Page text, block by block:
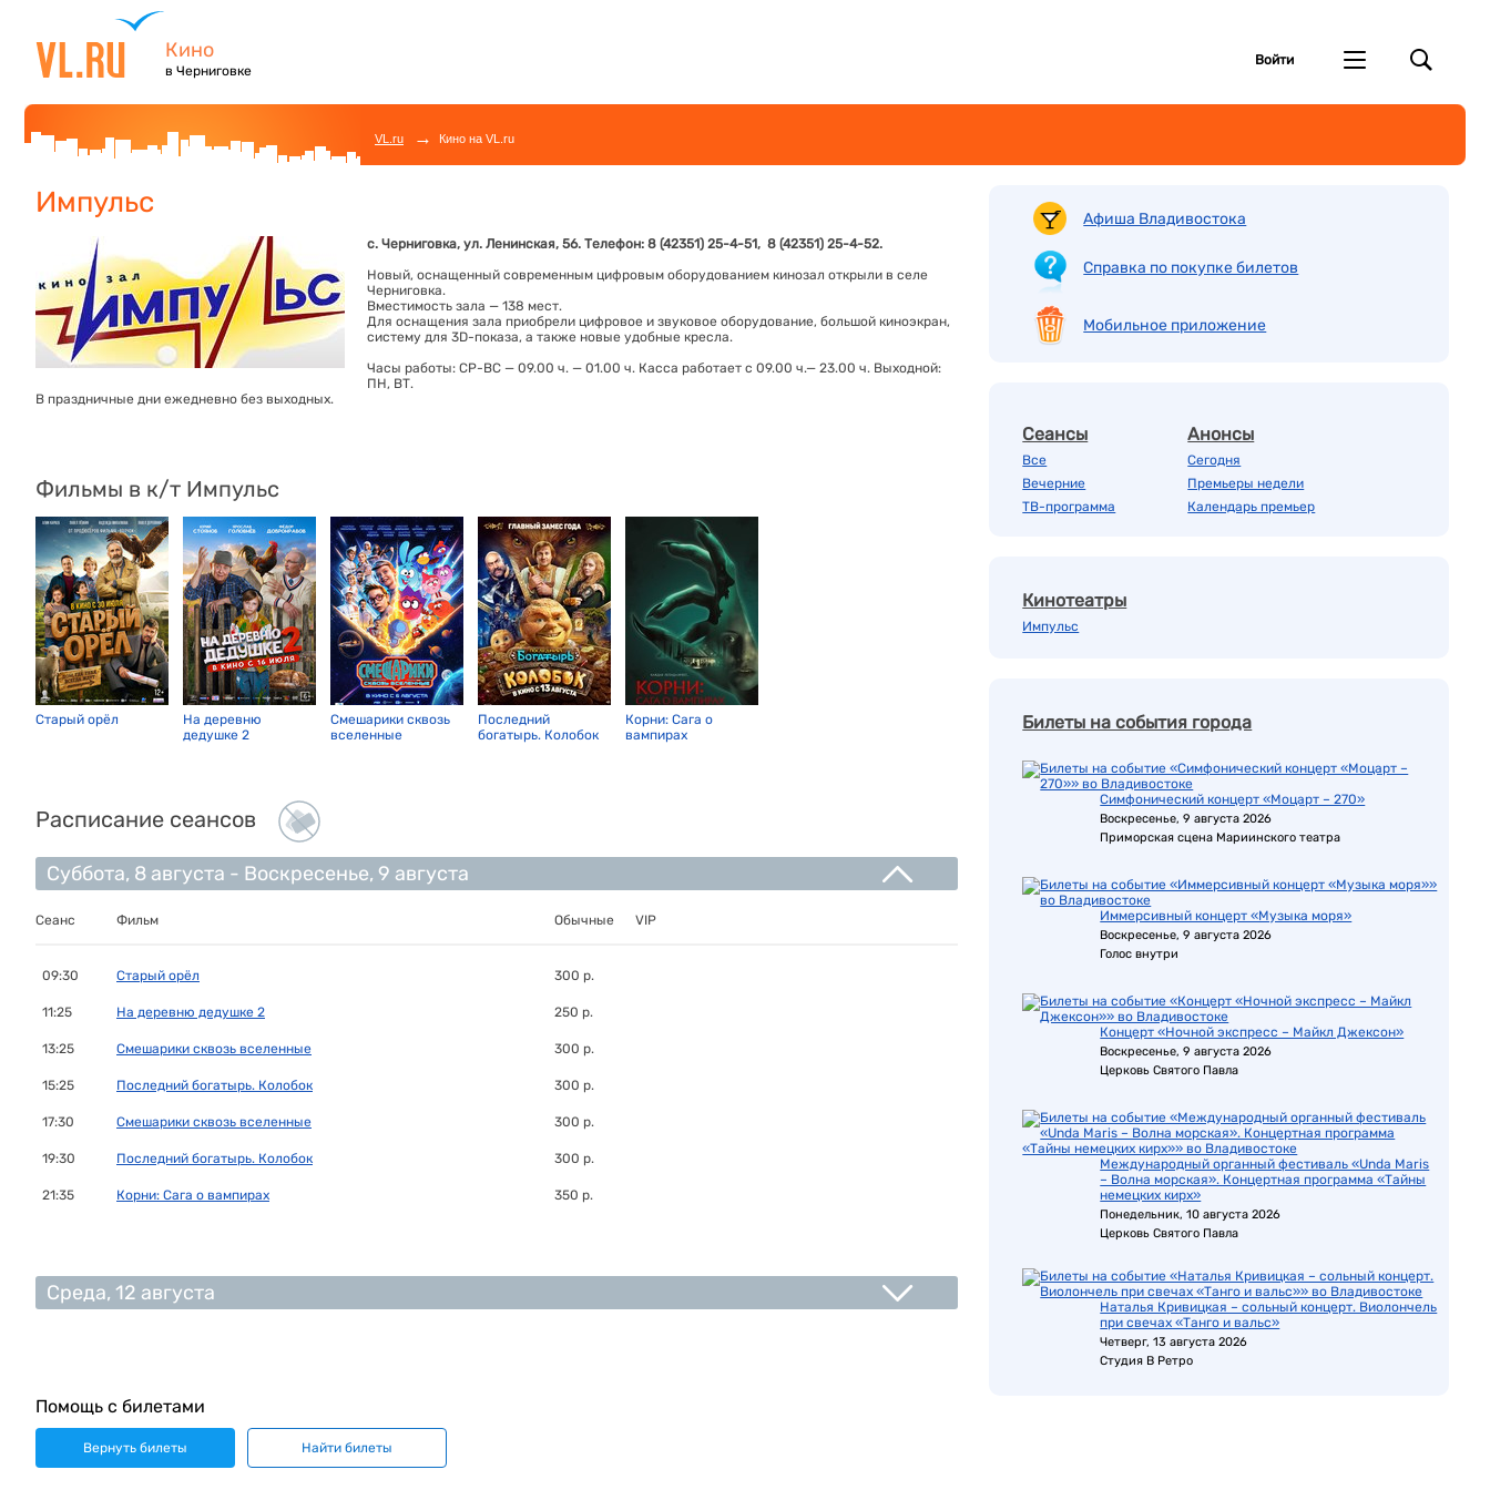
Кино
в Черниговке
Войти
VL.ru → Кино на VL.ru
Импульс
с. Черниговка, ул. Ленинская, 56. Телефон: 8 (42351) 25-4-51, 8 (42351) 25-4-52.
Новый, оснащенный современным цифровым оборудованием кинозал открыли в селе
Черниговка.
Вместимость зала — 138 мест.
Для оснащения зала приобрели цифровое и звуковое оборудование, большой киноэкран,
систему для 3D-показа, а также новые удобные кресла.
Часы работы: СР-ВС — 09.00 ч. — 01.00 ч. Касса работает с 09.00 ч.— 23.00 ч. Выходной:
ПН, ВТ.
В праздничные дни ежедневно без выходных.
Фильмы в к/т Импульс
Старый орёл
На деревню
дедушке 2
Смешарики сквозь
вселенные
Последний
богатырь. Колобок
Корни: Сага о
вампирах
Расписание сеансов
Суббота, 8 августа - Воскресенье, 9 августа
Сеанс Фильм Обычные VIP
09:30 Старый орёл 300 р.
11:25 На деревню дедушке 2 250 р.
13:25 Смешарики сквозь вселенные 300 р.
15:25 Последний богатырь. Колобок 300 р.
17:30 Смешарики сквозь вселенные 300 р.
19:30 Последний богатырь. Колобок 300 р.
21:35 Корни: Сага о вампирах 350 р.
Среда, 12 августа
Афиша Владивостока
Справка по покупке билетов
Мобильное приложение
Сеансы
Все
Вечерние
ТВ-программа
Анонсы
Сегодня
Премьеры недели
Календарь премьер
Кинотеатры
Импульс
Билеты на события города
Симфонический концерт «Моцарт – 270»
Воскресенье, 9 августа 2026
Приморская сцена Мариинского театра
Иммерсивный концерт «Музыка моря»
Воскресенье, 9 августа 2026
Голос внутри
Концерт «Ночной экспресс – Майкл Джексон»
Воскресенье, 9 августа 2026
Церковь Святого Павла
Международный органный фестиваль «Unda Maris
– Волна морская». Концертная программа «Тайны
немецких кирх»
Понедельник, 10 августа 2026
Церковь Святого Павла
Наталья Кривицкая – сольный концерт. Виолончель
при свечах «Танго и вальс»
Четверг, 13 августа 2026
Студия В Ретро
Помощь с билетами
Вернуть билеты Найти билеты